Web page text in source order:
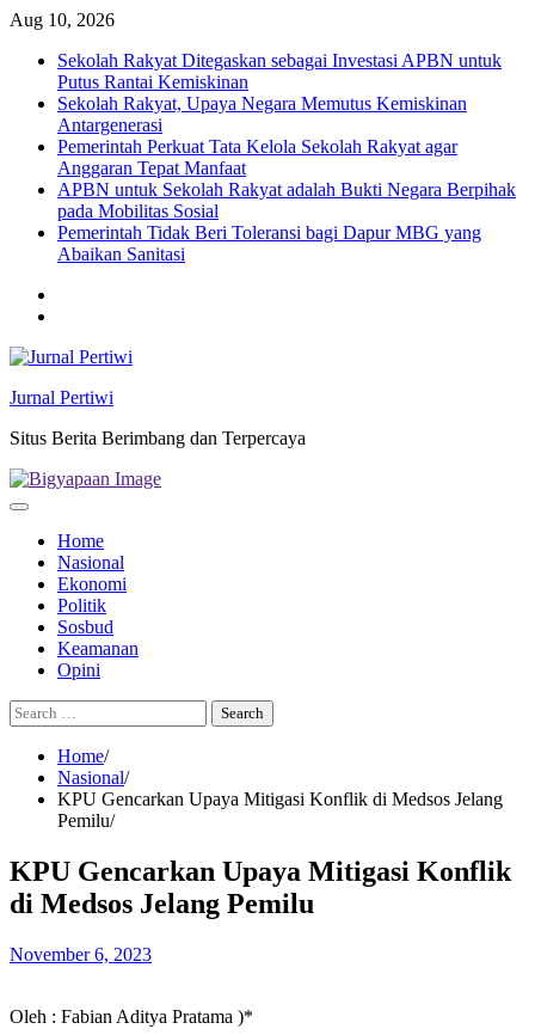
Skip
content
Aug 10, 2026
Sekolah Rakyat Ditegaskan sebagai Investasi APBN untuk
Putus Rantai Kemiskinan
Sekolah Rakyat, Upaya Negara Memutus Kemiskinan
Antargenerasi
Pemerintah Perkuat Tata Kelola Sekolah Rakyat agar
Anggaran Tepat Manfaat
APBN untuk Sekolah Rakyat adalah Bukti Negara Berpihak
pada Mobilitas Sosial
Pemerintah Tidak Beri Toleransi bagi Dapur MBG yang
Abaikan Sanitasi
Jurnal Pertiwi
Situs Berita Berimbang dan Terpercaya
Home
Nasional
Ekonomi
Politik
Sosbud
Keamanan
Opini
Search
for:
Home
Nasional
KPU Gencarkan Upaya Mitigasi Konflik di Medsos Jelang
Pemilu
KPU Gencarkan Upaya Mitigasi Konflik
di Medsos Jelang Pemilu
November 6, 2023
Oleh : Fabian Aditya Pratama )*